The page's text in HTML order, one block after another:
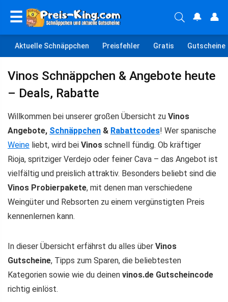
☰ 🔔 👤
Aktuelle Schnäppchen Preisfehler Gratis Gutscheine
Vinos Schnäppchen & Angebote heute
– Deals, Rabatte
Willkommen bei unserer großen Übersicht zu Vinos
Angebote, Schnäppchen & Rabattcodes! Wer spanische
Weine liebt, wird bei Vinos schnell fündig. Ob kräftiger
Rioja, spritziger Verdejo oder feiner Cava – das Angebot ist
vielfältig und preislich attraktiv. Besonders beliebt sind die
Vinos Probierpakete, mit denen man verschiedene
Weingüter und Rebsorten zu einem vergünstigten Preis
kennenlernen kann.
In dieser Übersicht erfährst du alles über Vinos
Gutscheine, Tipps zum Sparen, die beliebtesten
Kategorien sowie wie du deinen vinos.de Gutscheincode
richtig einlöst.